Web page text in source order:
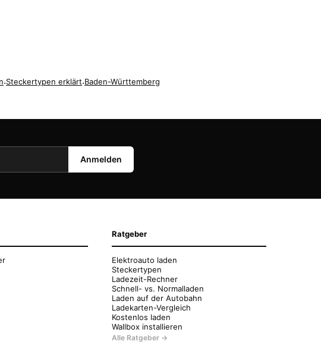
·Steckertypen erklärt·Baden-Württemberg
Anmelden
Ratgeber
Elektroauto laden
Steckertypen
Ladezeit-Rechner
Schnell- vs. Normalladen
Laden auf der Autobahn
Ladekarten-Vergleich
Kostenlos laden
Wallbox installieren
Alle Ratgeber →